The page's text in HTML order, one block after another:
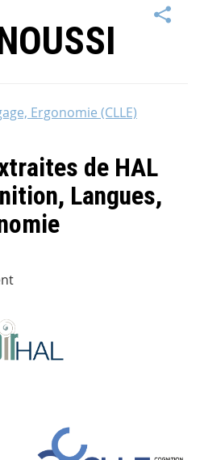
Ergonomie (CLLE)
de HAL
Langues,